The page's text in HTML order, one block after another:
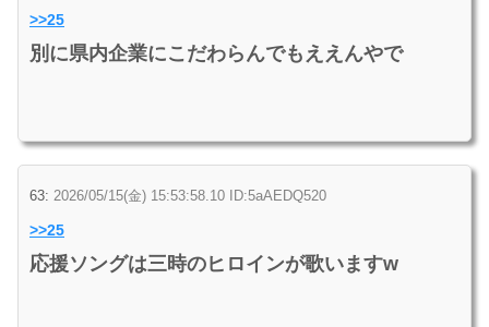
>>25
別に県内企業にこだわらんでもええんやで
63: 2026/05/15(金) 15:53:58.10 ID:5aAEDQ520
>>25
応援ソングは三時のヒロインが歌いますw